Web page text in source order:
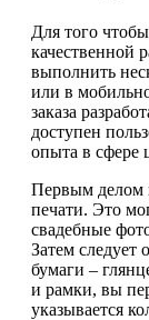
Для того
качественной
выполнить
или в
заказа
доступен
опыта в сфере
Первым делом
печати. Это
свадебные
Затем следует
бумаги –
и рамки, вы
указывается